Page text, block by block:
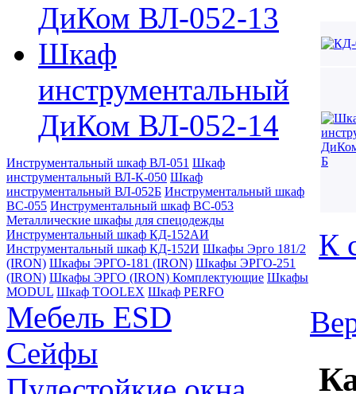
ДиКом ВЛ-052-13
Шкаф
инструментальный
ДиКом ВЛ-052-14
Инструментальный шкаф ВЛ-051 Шкаф
инструментальный ВЛ-К-050 Шкаф
инструментальный ВЛ-052Б Инструментальный шкаф
ВС-055 Инструментальный шкаф ВС-053
Металлические шкафы для спецодежды
Инструментальный шкаф КД-152АИ
Инструментальный шкаф КД-152И Шкафы Эрго 181/2
(IRON) Шкафы ЭРГО-181 (IRON) Шкафы ЭРГО-251
(IRON) Шкафы ЭРГО (IRON) Комплектующие Шкафы
MODUL Шкаф TOOLEX Шкаф PERFO
Мебель ESD
Сейфы
К